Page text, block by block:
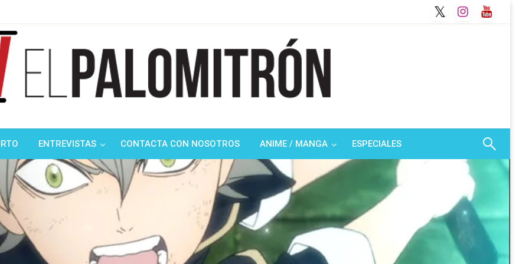
ENTREVISTAS CONTACTA CON NOSOTROS ANIME / MANGA ESPECIALES